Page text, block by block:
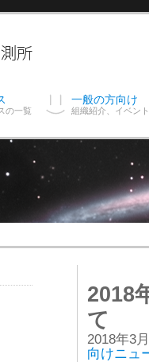
の一覧
一般の方向け
組織紹介、イベン
2018
て
2018年3
向けニュ